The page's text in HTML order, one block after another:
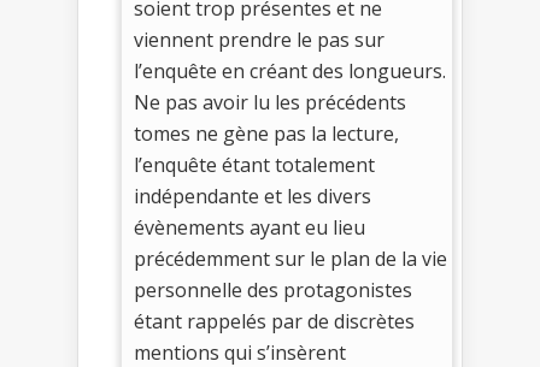
soient trop présentes et ne
viennent prendre le pas sur
l’enquête en créant des longueurs.
Ne pas avoir lu les précédents
tomes ne gène pas la lecture,
l’enquête étant totalement
indépendante et les divers
évènements ayant eu lieu
précédemment sur le plan de la vie
personnelle des protagonistes
étant rappelés par de discrètes
mentions qui s’insèrent